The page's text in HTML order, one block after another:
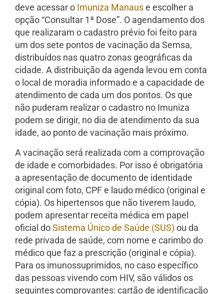
deve acessar o Imuniza Manause escolher a
opção “Consultar 1ª Dose”. O agendamento dos
que realizaram o cadastro prévio foi feito para
um dos sete pontos de vacinação da Semsa,
distribuídos nas quatro zonas geográficas da
cidade. A distribuição da agenda levou em conta
o local de moradia informado e a capacidade de
atendimento de cada um dos pontos. Os que
não puderam realizar o cadastro no Imuniza
podem se dirigir, no dia de atendimento da sua
idade, ao ponto de vacinação mais próximo.
A vacinação será realizada com a comprovação
de idade e comorbidades. Por isso é obrigatória
a apresentação de documento de identidade
original com foto, CPF e laudo médico (original e
cópia). Os hipertensos que não tiverem laudo,
podem apresentar receita médica em papel
oficial doSistema Único de Saúde (SUS) ou da
rede privada de saúde, com nome e carimbo do
médico que faz a prescrição (original e cópia).
Para os imunossuprimidos, no caso específico
das pessoas vivendo com HIV, são válidos os
seguintes comprovantes: cartão de identificação